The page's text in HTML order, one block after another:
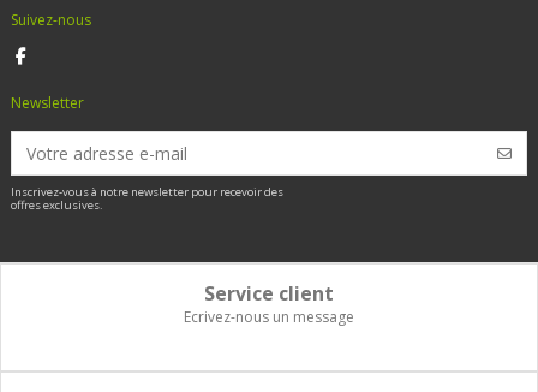
Suivez-nous
Newsletter
Inscrivez-vous à notre newsletter pour recevoir des
offres exclusives.
Service client
Ecrivez-nous un message